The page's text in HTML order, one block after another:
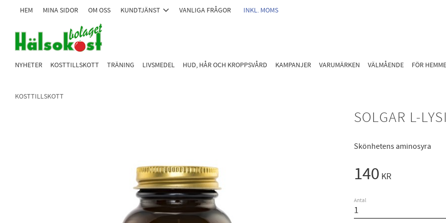
HEM MINA SIDOR OM OSS KUNDTJÄNST VANLIGA FRÅGOR INKL. MOMS
NYHETER KOSTTILLSKOTT TRÄNING LIVSMEDEL HUD, HÅR OCH KROPPSVÅRD KAMPANJER VARUMÄRKEN VÄLMÅENDE FÖR
KOSTTILLSKOTT
SOLGAR L-
Skönhetens aminosyra
140 KR
Antal